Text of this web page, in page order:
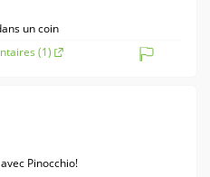
un coin
(1)
Pinocchio!